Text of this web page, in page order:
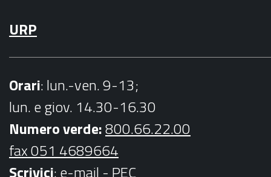
URP
Orari: lun.-ven. 9-13;
lun. e giov. 14.30-16.30
Numero verde:800.66.22.00
fax 051 4689664
Scrivici:e-mail - PEC